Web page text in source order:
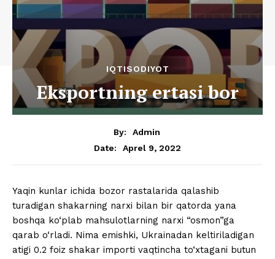
IQTISODIYOT
Eksportning ertasi bor
By:
Admin
Date:
Aprel 9, 2022
Yaqin kunlar ichida bozor rastalarida qalashib
turadigan shakarning narxi bilan bir qatorda yana
boshqa ko‘plab mahsulotlarning narxi “osmon”ga
qarab o‘rladi. Nima emishki, Ukrainadan keltiriladigan
atigi 0.2 foiz shakar importi vaqtincha to‘xtagani butun